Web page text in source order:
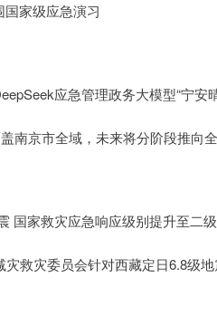
国家级应急演习
应急管理政务大模型“宁安
南京市全域，未来将分阶段推向
国家救灾应急响应级别提升至二级
救灾委员会针对西藏定日6.8级